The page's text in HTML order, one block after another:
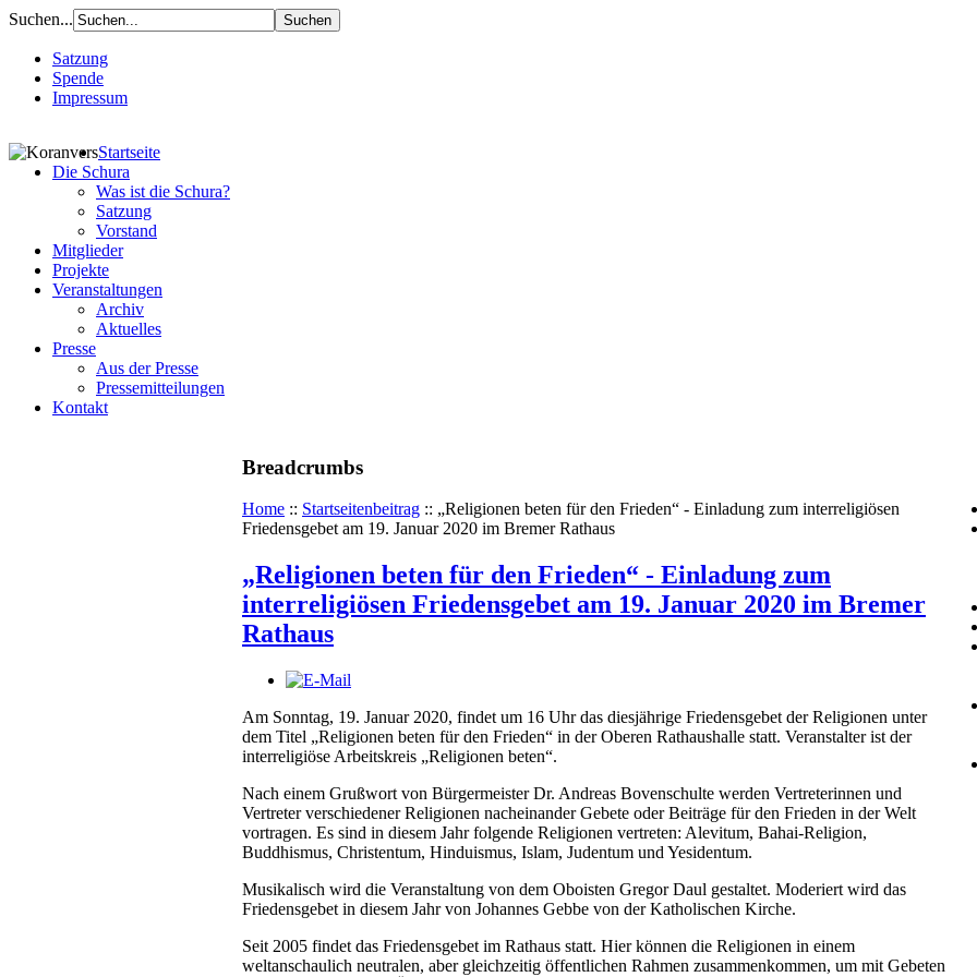
Suchen...
Satzung
Spende
Impressum
Startseite
Die Schura
Was ist die Schura?
Satzung
Vorstand
Mitglieder
Projekte
Veranstaltungen
Archiv
Aktuelles
Presse
Aus der Presse
Pressemitteilungen
Kontakt
Breadcrumbs
Home :: Startseitenbeitrag :: „Religionen beten für den Frieden“ - Einladung zum interreligiösen
Friedensgebet am 19. Januar 2020 im Bremer Rathaus
„Religionen beten für den Frieden“ - Einladung zum
interreligiösen Friedensgebet am 19. Januar 2020 im Bremer
Rathaus
Am Sonntag, 19. Januar 2020, findet um 16 Uhr das diesjährige Friedensgebet der Religionen unter
dem Titel „Religionen beten für den Frieden“ in der Oberen Rathaushalle statt. Veranstalter ist der
interreligiöse Arbeitskreis „Religionen beten“.
Nach einem Grußwort von Bürgermeister Dr. Andreas Bovenschulte werden Vertreterinnen und
Vertreter verschiedener Religionen nacheinander Gebete oder Beiträge für den Frieden in der Welt
vortragen. Es sind in diesem Jahr folgende Religionen vertreten: Alevitum, Bahai-Religion,
Buddhismus, Christentum, Hinduismus, Islam, Judentum und Yesidentum.
Musikalisch wird die Veranstaltung von dem Oboisten Gregor Daul gestaltet. Moderiert wird das
Friedensgebet in diesem Jahr von Johannes Gebbe von der Katholischen Kirche.
Seit 2005 findet das Friedensgebet im Rathaus statt. Hier können die Religionen in einem
weltanschaulich neutralen, aber gleichzeitig öffentlichen Rahmen zusammenkommen, um mit Gebeten